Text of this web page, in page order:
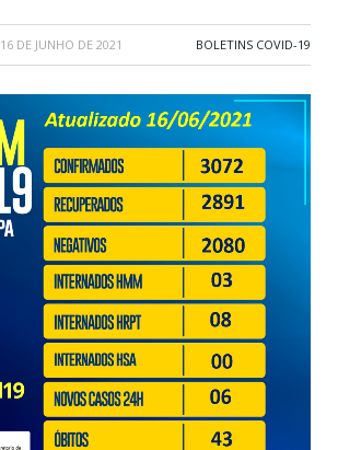
16 DE JUNHO DE 2021 BOLETINS COVID-19